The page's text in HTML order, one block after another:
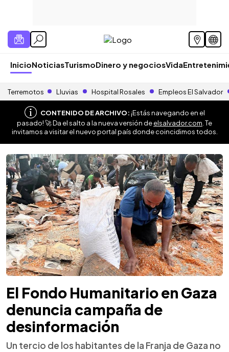
InicioNoticiasTurismoDinero y negociosVida
Terremotos Lluvias Hospital Rosales Empleos El Salvador
CONTENIDO DE ARCHIVO:¡Estás navegando en el
pasado! 🚀 Da el salto a la nueva versión deelsalvador.com . Te
invitamos a visitar el nuevo portal país donde coincidimos todos.
El Fondo Humanitario en Gaza
denuncia campaña de
desinformación
Un tercio de los habitantes de la Franja de Gaza no